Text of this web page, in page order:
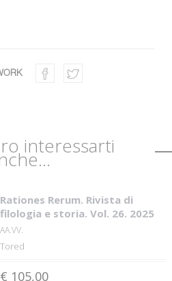
interessarti
Rationes Rerum. Rivista di
filologia e storia. Vol. 26. 2025
AA.VV.
Tored
€ 105,00